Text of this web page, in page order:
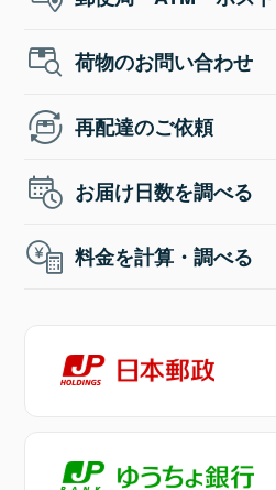
荷物のお問い合わせ
再配達のご依頼
お届け日数を調べる
料金を計算・調べる